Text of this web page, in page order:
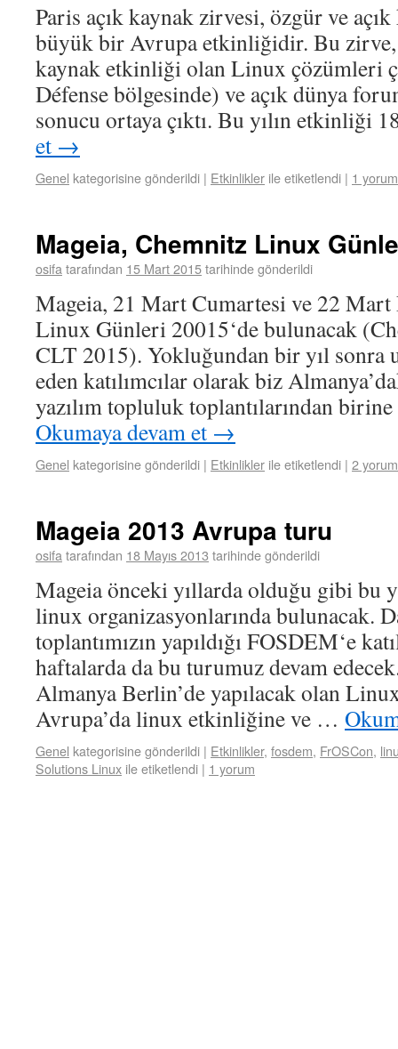
Paris açık kaynak zirvesi, özgür ve
büyük bir Avrupa etkinliğidir. Bu zirve,
kaynak etkinliği olan Linux çözümleri
Défense bölgesinde) ve açık dünya
sonucu ortaya çıktı. Bu yılın etkinliği
et →
Genel kategorisine gönderildi | Etkinlikler ile etiketlendi | 1 yorum
Mageia, Chemnitz Linux
osifa tarafından 15 Mart 2015tarihinde gönderildi
Mageia, 21 Mart Cumartesi ve 22 Mart
Linux Günleri 20015‘de bulunacak
CLT 2015). Yokluğundan bir yıl sonra
eden katılımcılar olarak biz
yazılım topluluk toplantılarından
Okumaya devam et →
Genel kategorisine gönderildi | Etkinlikler ile etiketlendi | 2 yorum
Mageia 2013 Avrupa turu
osifa tarafından 18 Mayıs 2013 tarihinde gönderildi
Mageia önceki yıllarda olduğu gibi bu
linux organizasyonlarında bulunacak.
toplantımızın yapıldığı FOSDEM‘e
haftalarda da bu turumuz devam
Almanya Berlin’de yapılacak olan
Avrupa’da linux etkinliğine ve …
Genel kategorisine gönderildi | Etkinlikler, fosdem, FrOSCon,
Solutions Linux ile etiketlendi | 1 yorum